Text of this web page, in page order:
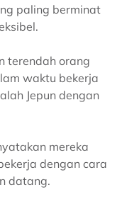
paling berminat
terendah orang
waktu bekerja
Jepun dengan
mereka
dengan cara
datang.